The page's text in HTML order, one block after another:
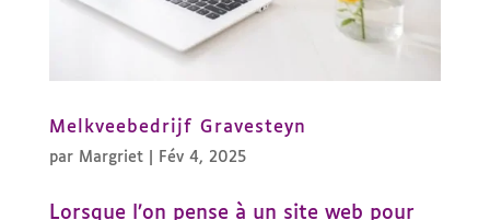
Melkveebedrijf Gravesteyn
par Margriet| Fév 4, 2025
Lorsque l’on pense à un site web pour